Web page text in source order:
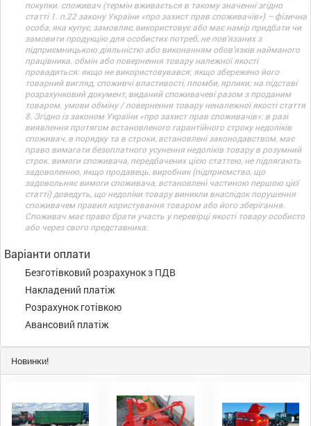
покупки. споживач (термін вживається в такому значенні згідно
статті 1. п.22 закону України «про захист прав споживачів») – фізична
особа, яка купує, замовляє, використовує або має намір придбати чи
замовити продукцію для особистих потреб, не пов’язаних з
підприємницькою діяльністю або виконанням обов’язків найманого
працівника. обмін або повернення товару належної якості
провадиться: якщо не використовувався; якщо збережено його
товарний вигляд, споживчі властивості, пломби, ярлики; на підставі
розрахунковий документ, виданий споживачеві разом з проданим
товаром. умови обміну / повернення товару неналежної якості стаття
8. Згідно із законом України «про захист прав споживачів»: в разі
виявлення протягом встановленого гарантійного строку недоліків
споживач, в порядку та в строки, встановлені законодавством, має
право вимагати безоплатного усунення недоліків товару в розумний
строк. вимоги споживача, передбачених цією статтею, не підлягають
задоволенню, якщо продавець, виробник (підприємство, що
задовольняє вимоги споживача, встановлені частиною першою цієї
статті) доведуть, що недоліки товару виникли внаслідок порушення
споживачем правил користування товаром або його зберігання.
Споживач має право брати участь у перевірці якості товару особисто
або через свого представника.
Варіанти оплати
Безготівковий розрахунок з ПДВ
Накладений платіж
Розрахунок готівкою
Авансовий платіж
Новинки!